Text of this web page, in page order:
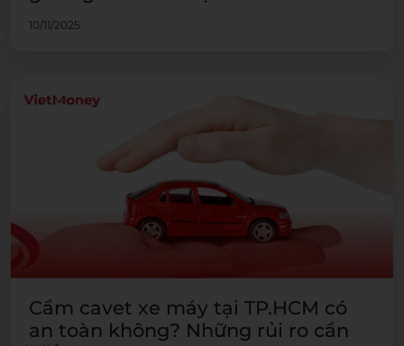
10/11/2025
Cầm cavet xe máy tại TP.HCM có
an toàn không? Những rủi ro cần